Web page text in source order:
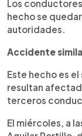
Los
hecho se
autoridades.
Accidente
Este hecho es
resultan
terceros
El miércoles, a